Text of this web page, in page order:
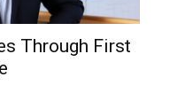
Through First